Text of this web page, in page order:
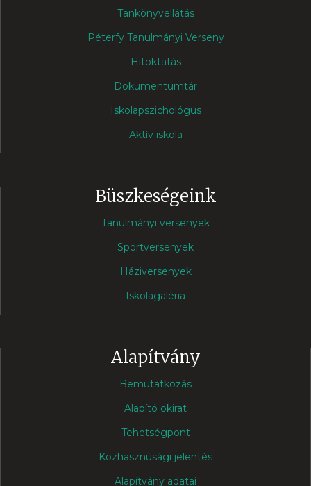
Tankönyvellátás
Péterfy Tanulmányi Verseny
Hitoktatás
Dokumentumtár
Iskolapszichológus
Aktív iskola
Büszkeségeink
Tanulmányi versenyek
Sportversenyek
Háziversenyek
Iskolagaléria
Alapítvány
Bemutatkozás
Alapító okirat
Tehetségpont
Közhasznúsági jelentés
Alapítvány adatai